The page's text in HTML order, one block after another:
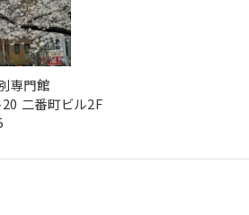
専門館
二番町ビル2F